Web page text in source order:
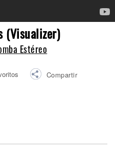
(Visualizer)
Estéreo
Compartir